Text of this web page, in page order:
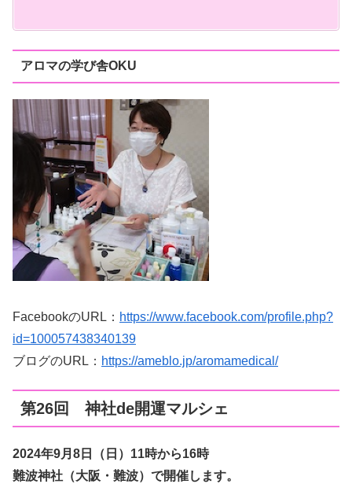
アロマの学び舎OKU
FacebookのURL： https://www.facebook.com/profile.php?
id=100057438340139
ブログのURL： https://ameblo.jp/aromamedical/
第26回 神社de開運マルシェ
2024年9月8日（日 ）11時から16時
難波神社（大阪・難波）で開催します。